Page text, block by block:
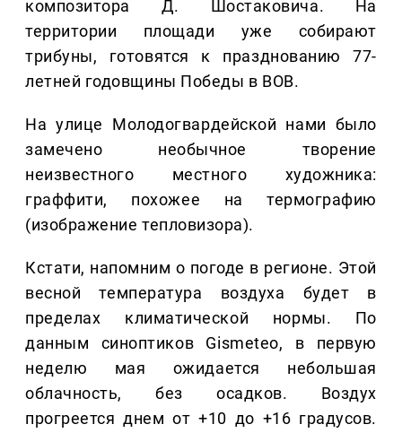
композитора Д. Шостаковича. На
территории площади уже собирают
трибуны, готовятся к празднованию 77-
летней годовщины Победы в ВОВ.
На улице Молодогвардейской нами было
замечено необычное творение
неизвестного местного художника:
граффити, похожее на термографию
(изображение тепловизора).
Кстати, напомним о погоде в регионе. Этой
весной температура воздуха будет в
пределах климатической нормы. По
данным синоптиков Gismeteo, в первую
неделю мая ожидается небольшая
облачность, без осадков. Воздух
прогреется днем от +10 до +16 градусов.